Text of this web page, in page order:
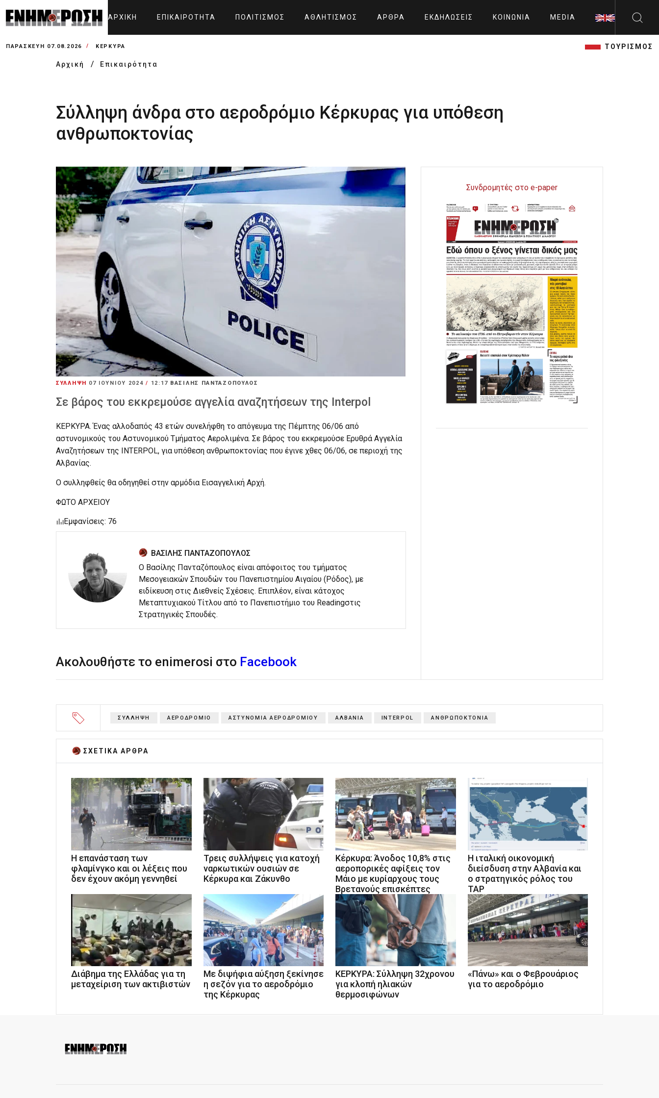
ΑΡΧΙΚΉ ΕΠΙΚΑΙΡΌΤΗΤΑ ΠΟΛΙΤΙΣΜΌΣ ΑΘΛΗΤΙΣΜΌΣ ΆΡΘΡΑ ΕΚΔΗΛΏΣΕΙΣ ΚΟΙΝΩΝΊΑ MEDIA
ΠΑΡΑΣΚΕΥΉ 07.08.2026 ΚΕΡΚΥΡΑ ΤΟΥΡΙΣΜΟΣ
Αρχική Επικαιρότητα
Σύλληψη άνδρα στο αεροδρόμιο Κέρκυρας για υπόθεση
ανθρωποκτονίας
ΣΥΛΛΗΨΗ 07 ΙΟΥΝΊΟΥ 2024/ 12:17 ΒΑΣΙΛΗΣ ΠΑΝΤΑΖΟΠΟΥΛΟΣ
Σε βάρος του εκκρεμούσε αγγελία αναζητήσεων της Interpol
ΚΕΡΚΥΡΑ. Ένας αλλοδαπός 43 ετών συνελήφθη το απόγευμα της Πέμπτης 06/06 από
αστυνομικούς του Αστυνομικού Τμήματος Αερολιμένα. Σε βάρος του εκκρεμούσε Ερυθρά Αγγελία
Αναζητήσεων της INTERPOL, για υπόθεση ανθρωποκτονίας που έγινε χθες 06/06, σε περιοχή της
Αλβανίας.
Ο συλληφθείς θα οδηγηθεί στην αρμόδια Εισαγγελική Αρχή.
ΦΩΤΟ ΑΡΧΕΙΟΥ
Εμφανίσεις: 76
ΒΑΣΙΛΗΣ ΠΑΝΤΑΖΟΠΟΥΛΟΣ
Ο Βασίλης Πανταζόπουλος είναι απόφοιτος του τμήματος
Μεσογειακών Σπουδών του Πανεπιστημίου Αιγαίου (Ρόδος), με
ειδίκευση στις Διεθνείς Σχέσεις. Επιπλέον, είναι κάτοχος
Μεταπτυχιακού Τίτλου από το Πανεπιστήμιο του Readingστις
Στρατηγικές Σπουδές.
Ακολουθήστε το enimerosi στο Facebook
Συνδρομητές στο e-paper
ΣΥΛΛΗΨΗ ΑΕΡΟΔΡΟΜΙΟ ΑΣΤΥΝΟΜΙΑ ΑΕΡΟΔΡΟΜΙΟΥ ΑΛΒΑΝΙΑ INTERPOL ΑΝΘΡΩΠΟΚΤΟΝΙΑ
ΣΧΕΤΙΚA AΡΘΡΑ
Η επανάσταση των
φλαμίνγκο και οι λέξεις που
δεν έχουν ακόμη γεννηθεί
Τρεις συλλήψεις για κατοχή
ναρκωτικών ουσιών σε
Κέρκυρα και Ζάκυνθο
Κέρκυρα: Άνοδος 10,8% στις
αεροπορικές αφίξεις τον
Μάιο με κυρίαρχους τους
Βρετανούς επισκέπτες
Η ιταλική οικονομική
διείσδυση στην Αλβανία και
ο στρατηγικός ρόλος του
TAP
Διάβημα της Ελλάδας για τη
μεταχείριση των ακτιβιστών
Με διψήφια αύξηση ξεκίνησε
η σεζόν για το αεροδρόμιο
της Κέρκυρας
ΚΕΡΚΥΡΑ: Σύλληψη 32χρονου
για κλοπή ηλιακών
θερμοσιφώνων
«Πάνω» και ο Φεβρουάριος
για το αεροδρόμιο